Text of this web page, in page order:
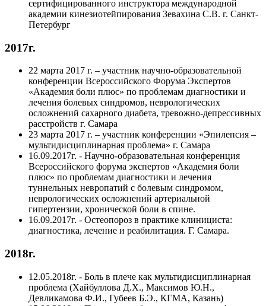
сертифицированного инструктора международной
академии кинезиотейпирования Зевахина С.В. г. Санкт-
Петербург
2017г.
22 марта 2017 г. – участник научно-образовательной
конференции Всероссийского Форума Экспертов
«Академия боли плюс» по проблемам диагностики и
лечения болевых синдромов, неврологических
осложнений сахарного диабета, тревожно-депрессивных
расстройств г. Самара
23 марта 2017 г. – участник конференции «Эпилепсия –
мультидисциплинарная проблема» г. Самара
16.09.2017г. - Научно-образовательная конференция
Всероссийского форума экспертов «Академия боли
плюс» по проблемам диагностики и лечения
туннельных невропатий с болевым синдромом,
неврологических осложнений артериальной
гипертензии, хронической боли в спине.
16.09.2017г. - Остеопороз в практике клинициста:
диагностика, лечение и реабилитация. Г. Самара.
2018г.
12.05.2018г. - Боль в плече как мультидисциплинарная
проблема (Хайбуллова Д.Х., Максимов Ю.Н.,
Девликамова Ф.И., Губеев Б.Э., КГМА, Казань)